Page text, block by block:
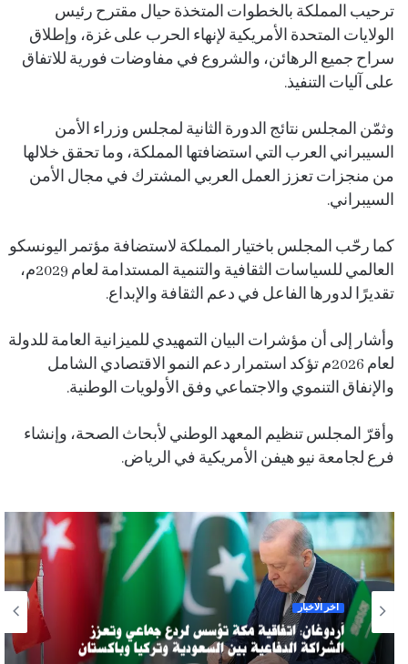
ترحيب المملكة بالخطوات المتخذة حيال مقترح رئيس
الولايات المتحدة الأمريكية لإنهاء الحرب على غزة، وإطلاق
سراح جميع الرهائن، والشروع في مفاوضات فورية للاتفاق
على آليات التنفيذ.
وثمّن المجلس نتائج الدورة الثانية لمجلس وزراء الأمن
السيبراني العرب التي استضافتها المملكة، وما تحقق خلالها
من منجزات تعزز العمل العربي المشترك في مجال الأمن
السيبراني.
كما رحّب المجلس باختيار المملكة لاستضافة مؤتمر اليونسكو
العالمي للسياسات الثقافية والتنمية المستدامة لعام 2029م،
تقديرًا لدورها الفاعل في دعم الثقافة والإبداع.
وأشار إلى أن مؤشرات البيان التمهيدي للميزانية العامة للدولة
لعام 2026م تؤكد استمرار دعم النمو الاقتصادي الشامل
والإنفاق التنموي والاجتماعي وفق الأولويات الوطنية.
وأقرّ المجلس تنظيم المعهد الوطني لأبحاث الصحة، وإنشاء
فرع لجامعة نيو هيفن الأمريكية في الرياض.
آخر الأخبار
أردوغان: اتفاقية مكة تؤسس لردع جماعي وتعزز
الشراكة الدفاعية بين السعودية وتركيا وباكستان